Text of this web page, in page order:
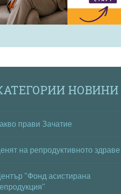
НОВИНИ
прави Зачатие
на репродуктивното здраве
"Фонд асистирана